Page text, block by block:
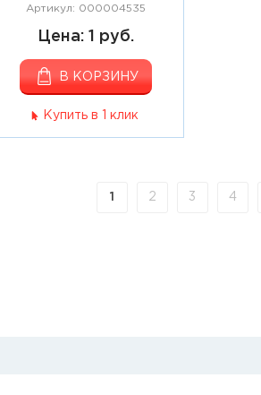
Артикул: 000004535
Цена: 1 руб.
В КОРЗИНУ
Купить в 1 клик
1 2 3 4